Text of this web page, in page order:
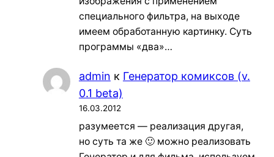
специального фильтра, на выходе
имеем обработанную картинку. Суть
программы «два»…
admin к Генератор комиксов (v.
0.1 beta)
16.03.2012
разумеется — реализация другая,
но суть та же 🙂 можно реализовать